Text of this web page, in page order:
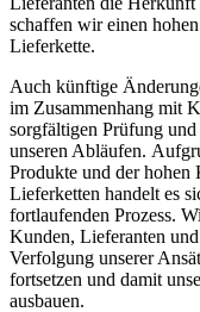
schaffen wir einen
Lieferkette.
Auch künftige
im Zusammenhang mit
sorgfältigen Prüfung
unseren Abläufen.
Produkte und der hohen
Lieferketten handelt es
fortlaufenden Prozess.
Kunden, Lieferanten
Verfolgung unserer
fortsetzen und damit
ausbauen.